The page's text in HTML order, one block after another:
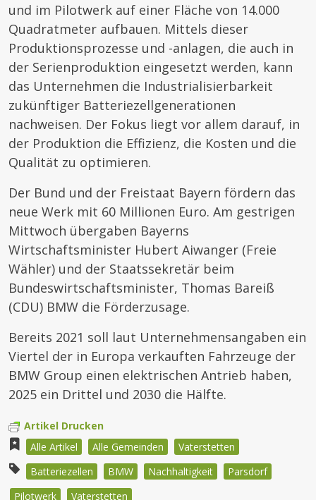
und im Pilotwerk auf einer Fläche von 14.000
Quadratmeter aufbauen. Mittels dieser
Produktionsprozesse und -anlagen, die auch in
der Serienproduktion eingesetzt werden, kann
das Unternehmen die Industrialisierbarkeit
zukünftiger Batteriezellgenerationen
nachweisen. Der Fokus liegt vor allem darauf, in
der Produktion die Effizienz, die Kosten und die
Qualität zu optimieren.
Der Bund und der Freistaat Bayern fördern das
neue Werk mit 60 Millionen Euro. Am gestrigen
Mittwoch übergaben Bayerns
Wirtschaftsminister Hubert Aiwanger (Freie
Wähler) und der Staatssekretär beim
Bundeswirtschaftsminister, Thomas Bareiß
(CDU) BMW die Förderzusage.
Bereits 2021 soll laut Unternehmensangaben ein
Viertel der in Europa verkauften Fahrzeuge der
BMW Group einen elektrischen Antrieb haben,
2025 ein Drittel und 2030 die Hälfte.
Artikel Drucken
Alle Artikel
Alle Gemeinden
Vaterstetten
Batteriezellen
BMW Nachhaltigkeit
Parsdorf
Pilotwerk
Vaterstetten